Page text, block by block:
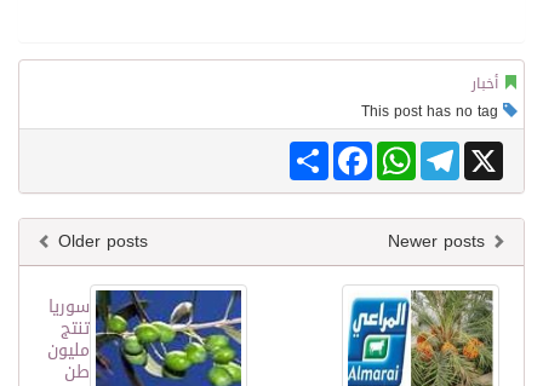
أخبار
Share
FacebookWhatsAppTelegram X
Older posts
سوريا
تنتج
مليون
طن